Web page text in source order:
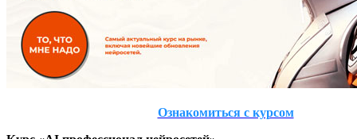
Ознакомиться с курсом